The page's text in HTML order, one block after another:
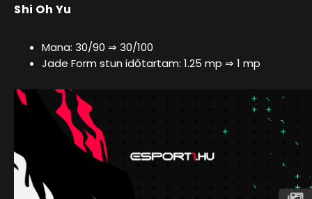
Shi Oh Yu
Mana: 30/90 ⇒ 30/100
Jade Form stun időtartam: 1.25 mp ⇒ 1 mp